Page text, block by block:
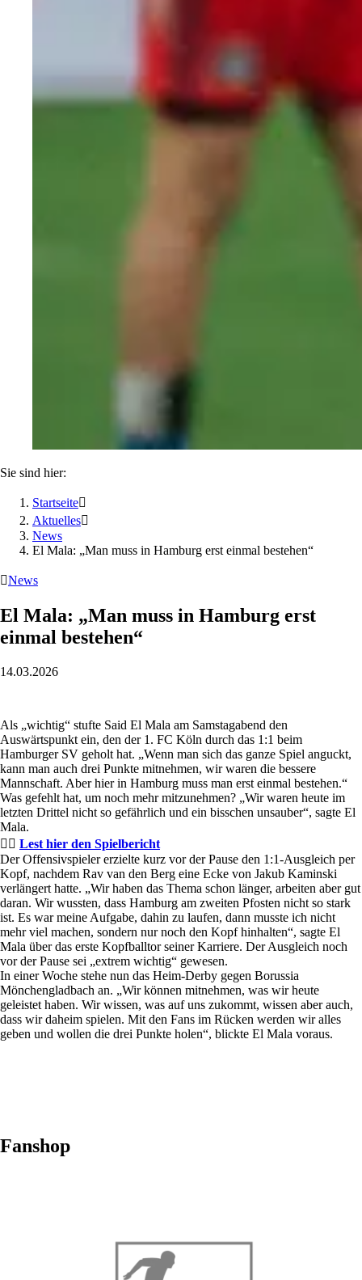
Sie sind hier:
Startseite
Aktuelles
News
El Mala: „Man muss in Hamburg erst einmal bestehen“
News
El Mala: „Man muss in Hamburg erst
einmal bestehen“
14.03.2026
Als „wichtig“ stufte Said El Mala am Samstagabend den
Auswärtspunkt ein, den der 1. FC Köln durch das 1:1 beim
Hamburger SV geholt hat. „Wenn man sich das ganze Spiel anguckt,
kann man auch drei Punkte mitnehmen, wir waren die bessere
Mannschaft. Aber hier in Hamburg muss man erst einmal bestehen.“
Was gefehlt hat, um noch mehr mitzunehmen? „Wir waren heute im
letzten Drittel nicht so gefährlich und ein bisschen unsauber“, sagte El
Mala.
👉🏻 Lest hier den Spielbericht
Der Offensivspieler erzielte kurz vor der Pause den 1:1-Ausgleich per
Kopf, nachdem Rav van den Berg eine Ecke von Jakub Kaminski
verlängert hatte. „Wir haben das Thema schon länger, arbeiten aber gut
daran. Wir wussten, dass Hamburg am zweiten Pfosten nicht so stark
ist. Es war meine Aufgabe, dahin zu laufen, dann musste ich nicht
mehr viel machen, sondern nur noch den Kopf hinhalten“, sagte El
Mala über das erste Kopfballtor seiner Karriere. Der Ausgleich noch
vor der Pause sei „extrem wichtig“ gewesen.
In einer Woche stehe nun das Heim-Derby gegen Borussia
Mönchengladbach an. „Wir können mitnehmen, was wir heute
geleistet haben. Wir wissen, was auf uns zukommt, wissen aber auch,
dass wir daheim spielen. Mit den Fans im Rücken werden wir alles
geben und wollen die drei Punkte holen“, blickte El Mala voraus.
Fanshop